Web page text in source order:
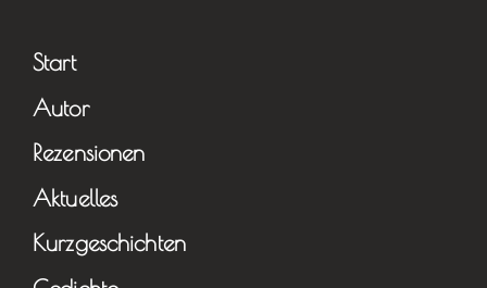
Start
Autor
Rezensionen
Aktuelles
Kurzgeschichten